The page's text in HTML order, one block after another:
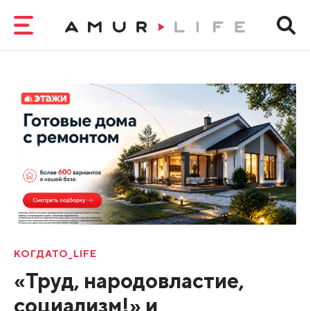
КОГДАТО_LIFE
«Труд, народовластие,
социализм!» и